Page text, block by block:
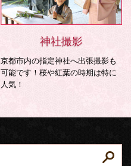
神社撮影
京都市内の指定神社へ出張撮影も
可能です！桜や紅葉の時期は特に
人気！